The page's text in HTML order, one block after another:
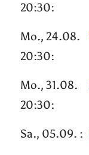
20:30:
Mo., 24.08.
20:30:
Mo., 31.08.
20:30:
Sa., 05.09. :